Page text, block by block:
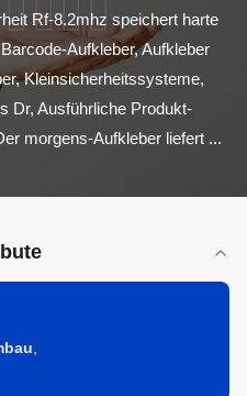
Rf-8.2mhz speichert harte
Aufkleber, Aufkleber
Kleinsicherheitssysteme,
Dr, Ausführliche Produkt-
morgens-Aufkleber liefert ...